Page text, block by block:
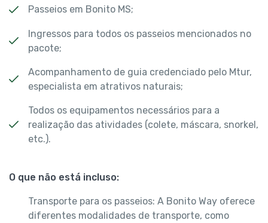
Passeios em Bonito MS;
Ingressos para todos os passeios mencionados no
pacote;
Acompanhamento de guia credenciado pelo Mtur,
especialista em atrativos naturais;
Todos os equipamentos necessários para a
realização das atividades (colete, máscara, snorkel,
etc.).
O que não está incluso:
Transporte para os passeios: A Bonito Way oferece
diferentes modalidades de transporte, como